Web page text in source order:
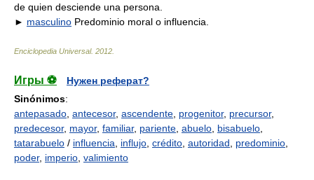
de quien desciende una persona.
► masculino Predominio moral o influencia.
Enciclopedia Universal. 2012
Игры ⚽
Нужен реферат?
Sinónimos:
antepasado antecesor, ascendente progenitor, precursor,
predecesor, mayor, familiar, pariente abuelo bisabuelo
tatarabuelo / influencia influjo crédito autoridad predominio
poder, imperio valimiento